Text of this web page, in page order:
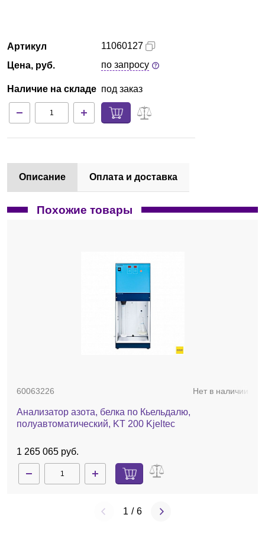
Партнеры
Технический сервис
Доставка и оплата
Артикул
Цена, руб.
Наличие на складе
11060127
по запросу
под заказ
Описание Оплата и доставка
Похожие товары
60063226 Нет в наличии
Анализатор азота, белка по Кьельдалю,
полуавтоматический, KT 200 Kjelteс
1 265 065 руб.
1 / 6